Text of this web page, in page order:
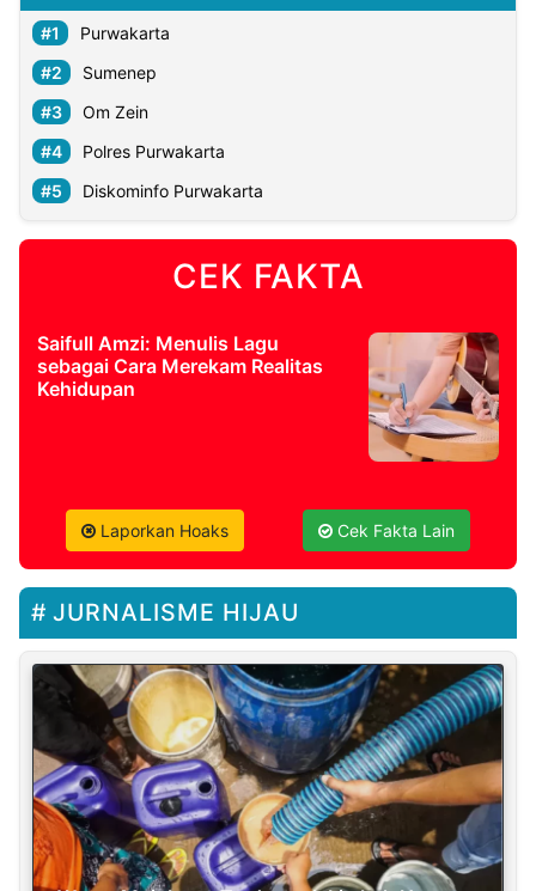
Purwakarta
Sumenep
Om Zein
Polres Purwakarta
Diskominfo Purwakarta
CEK FAKTA
Saifull Amzi: Menulis Lagu
sebagai Cara Merekam Realitas
Kehidupan
Laporkan Hoaks Cek Fakta Lain
JURNALISME HIJAU